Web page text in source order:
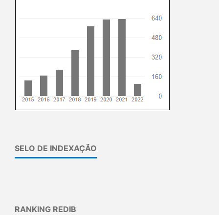
SELO DE INDEXAÇÃO
RANKING REDIB